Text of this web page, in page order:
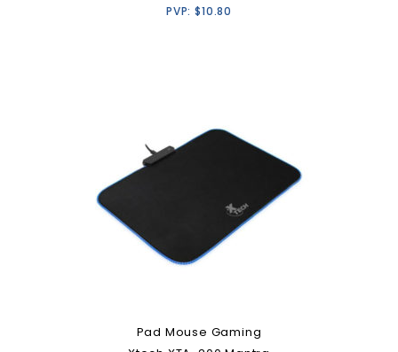
PVP:$10.80
Pad Mouse Gaming